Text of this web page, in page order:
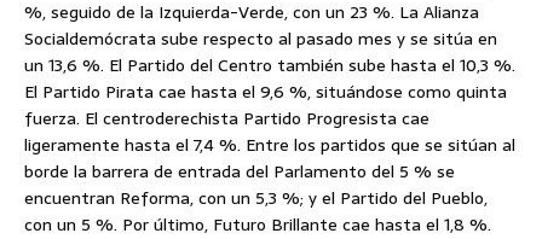
%, seguido de la Izquierda-Verde, con un 23 %. La Alianza
Socialdemócrata sube respecto al pasado mes y se sitúa en
un 13,6 %. El Partido del Centro también sube hasta el 10,3 %.
El Partido Pirata cae hasta el 9,6 %, situándose como quinta
fuerza. El centroderechista Partido Progresista cae
ligeramente hasta el 7,4 %. Entre los partidos que se sitúan al
borde la barrera de entrada del Parlamento del 5 % se
encuentran Reforma, con un 5,3 %; y el Partido del Pueblo,
con un 5 %. Por último, Futuro Brillante cae hasta el 1,8 %.